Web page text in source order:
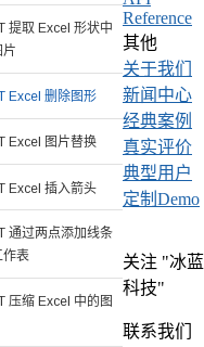
提取 Excel 形状中
片
Excel 删除图形
Excel 图片替换
Excel 插入箭头
通过两点添加线条
作表
压缩 Excel 中的图
Reference
其他
关于我们
新闻中心
经典案例
真实评价
典型用户
定制Demo
关注 "冰蓝
科技"
联系我们